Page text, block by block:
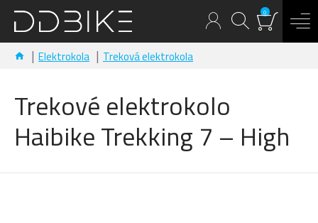
0
Elektrokola Treková elektrokola
Trekové elektrokolo
Haibike Trekking 7 – High